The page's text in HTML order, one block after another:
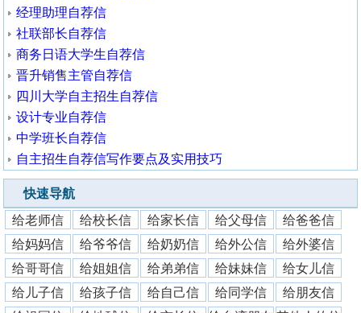
经理助理自荐信
社联部长自荐信
商务日语大学生自荐信
晋升销售主管自荐信
四川大学自主招生自荐信
设计专业自荐信
中学班长自荐信
自主招生自荐信写作要点及实用技巧
快速导航
给老师信 给校长信 给家长信 给父母信
给爸爸信
给妈妈信
给爷爷信 给奶奶信 给外公信
给外婆信
给哥哥信
给姐姐信 给弟弟信 给妹妹信
给女儿信
给儿子信
给孩子信 给自己信 给同学信
给朋友信